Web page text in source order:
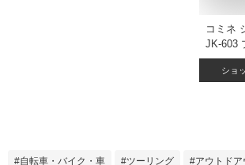
コミネ
JK-603
ウィン
トショ
自転車・バイク・車 ツーリング アウトド